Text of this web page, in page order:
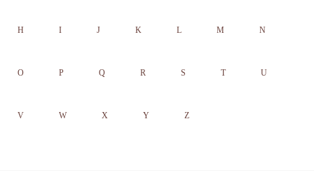
H I J K L M N
O P Q R S T U
V W X Y Z